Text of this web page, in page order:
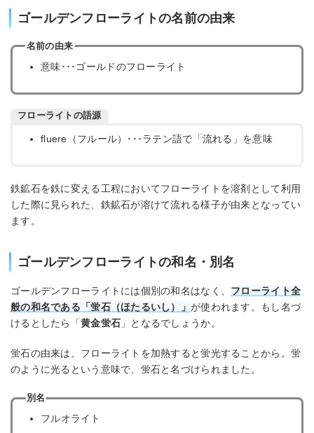
ゴールデンフローライトの名前の由来
名前の由来
意味･･･ゴールドのフローライト
フローライトの語源
fluere（フルール）･･･ラテン語で「流れる」を意味
鉄鉱石を鉄に変える工程においてフローライトを溶剤として利用
した際に見られた、鉄鉱石が溶けて流れる様子が由来となってい
ます。
ゴールデンフローライトの和名・別名
ゴールデンフローライトには個別の和名はなく、 フローライト全
般の和名である「蛍石（ほたるいし）」が使われます。もし名づ
けるとしたら「黄金蛍石 」となるでしょうか。
蛍石の由来は、フローライトを加熱すると蛍光することから。蛍
のように光るという意味で、蛍石と名づけられました。
別名
フルオライト